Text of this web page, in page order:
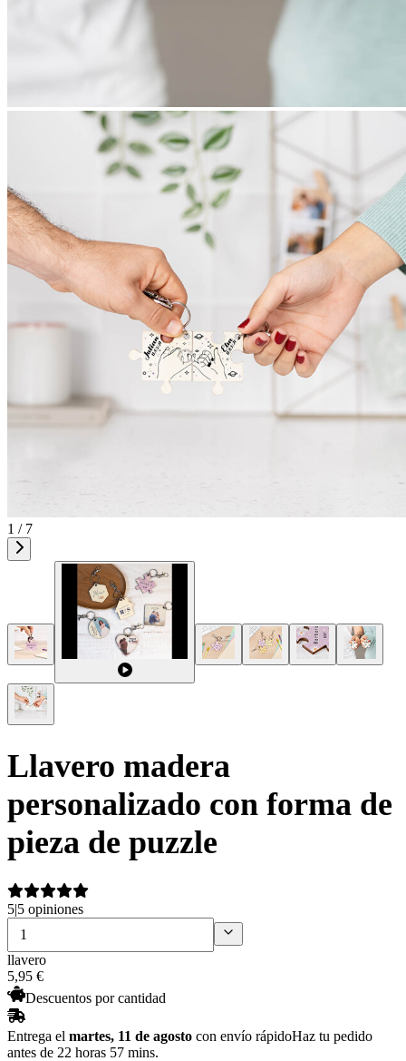
1 / 7
Llavero madera
personalizado con forma de
pieza de puzzle
5|5 opiniones
llavero
5,95 €
Descuentos por cantidad
Entrega el martes, 11 de agosto con envío rápidoHaz tu pedido
antes de 22 horas 57 mins.